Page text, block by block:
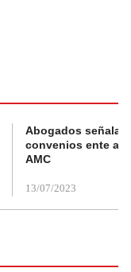
Abogados
convenios ente
AMC
13/07/2023